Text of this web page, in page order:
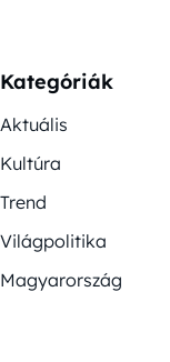
Kategóriák
Aktuális
Kultúra
Trend
Világpolitika
Magyarország